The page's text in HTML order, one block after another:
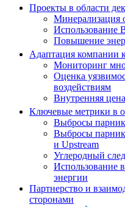
Проекты в области
Минерализация
Использование
Повышение
Адаптация компании
Мониторинг
Оценка
воздействиям
Внутренняя
Ключевые метрики в
Выбросы
Выбросы
и Upstream
Углеродный
Использование
энергии
Партнерство и
сторонами